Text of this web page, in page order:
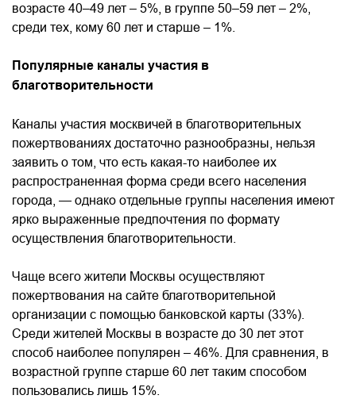
возрасте 40–49 лет – 5%, в группе 50–59 лет – 2%,
среди тех, кому 60 лет и старше – 1%.
Популярные каналы участия в
благотворительности
Каналы участия москвичей в благотворительных
пожертвованиях достаточно разнообразны, нельзя
заявить о том, что есть какая-то наиболее их
распространенная форма среди всего населения
города, — однако отдельные группы населения имеют
ярко выраженные предпочтения по формату
осуществления благотворительности.
Чаще всего жители Москвы осуществляют
пожертвования на сайте благотворительной
организации с помощью банковской карты (33%).
Среди жителей Москвы в возрасте до 30 лет этот
способ наиболее популярен – 46%. Для сравнения, в
возрастной группе старше 60 лет таким способом
пользовались лишь 15%.